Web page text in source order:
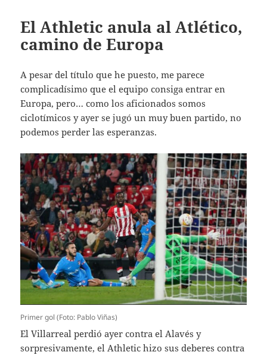
El Athletic anula al Atlético,
camino de Europa
A pesar del título que he puesto, me parece
complicadísimo que el equipo consiga entrar en
Europa, pero… como los aficionados somos
ciclotímicos y ayer se jugó un muy buen partido, no
podemos perder las esperanzas.
Primer gol (Foto: Pablo Viñas)
El Villarreal perdió ayer contra el Alavés y
sorpresivamente, el Athletic hizo sus deberes contra